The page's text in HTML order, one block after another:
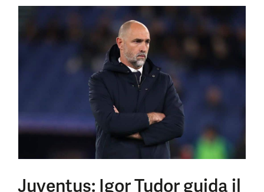
Juventus: Igor Tudor guida il